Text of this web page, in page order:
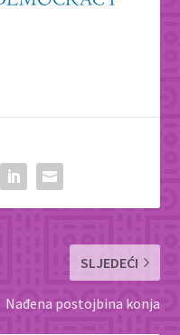
SLJEDEĆI
Nađena postojbina konja